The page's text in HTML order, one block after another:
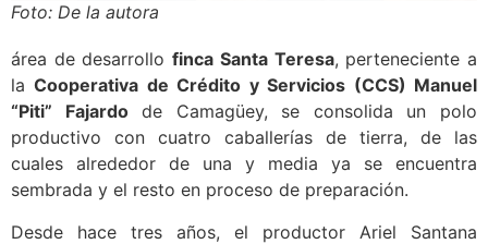
Foto: De la autora
área de desarrollofinca Santa Teresa, perteneciente a
laCooperativa de Crédito y Servicios (CCS) Manuel
“Piti” Fajardode Camagüey, se consolida un polo
productivo con cuatro caballerías de tierra, de las
cuales alrededor de una y media ya se encuentra
sembrada y el resto en proceso de preparación.
Desde hace tres años, el productor Ariel Santana